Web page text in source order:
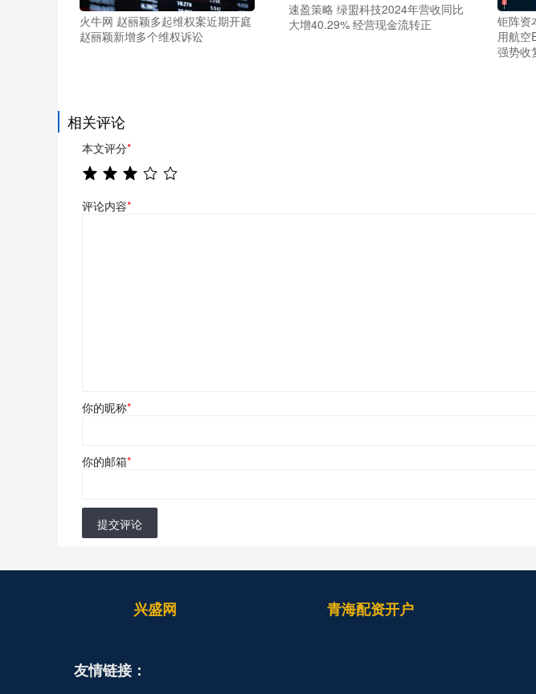
火牛网 赵丽颖多起维权案近期开庭
赵丽颖新增多个维权诉讼
速盈策略 绿盟科技2024年营收同比
大增40.29% 经营现金流转正
钜阵资
用航
强势收
相关评论
本文评分*
评论内容*
你的昵称*
你的邮箱*
提交评论
兴盛网 青海配资开户
友情链接：